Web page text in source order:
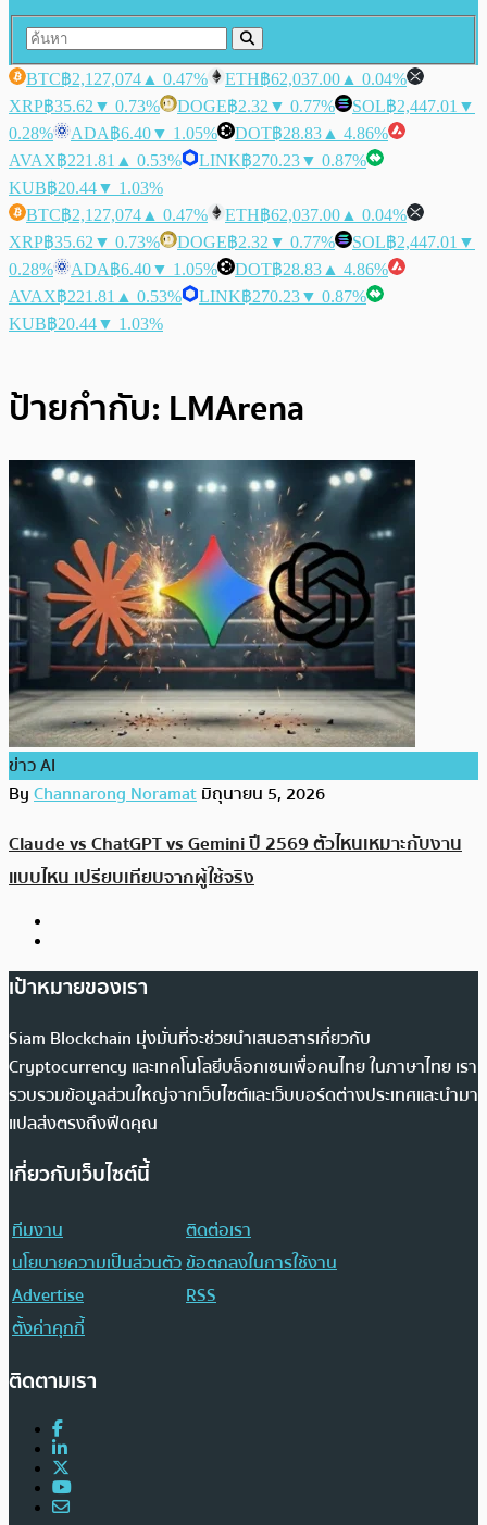
BTC฿2,127,074 ▲ 0.47% ETH฿62,037.00 ▲ 0.04%
XRP฿35.62 ▼ 0.73% DOGE฿2.32 ▼ 0.77% SOL฿2,447.01 ▼
0.28%
ADA฿6.40▼ 1.05% DOT฿28.83 ▲ 4.86%
AVAX฿221.81 ▲ 0.53% LINK฿270.23▼ 0.87%
KUB฿20.44▼ 1.03%
BTC฿2,127,074 ▲ 0.47% ETH฿62,037.00 ▲ 0.04%
XRP฿35.62 ▼ 0.73% DOGE฿2.32 ▼ 0.77% SOL฿2,447.01 ▼
0.28%
ADA฿6.40▼ 1.05% DOT฿28.83 ▲ 4.86%
AVAX฿221.81 ▲ 0.53% LINK฿270.23▼ 0.87%
KUB฿20.44▼ 1.03%
ป้ายกำกับ: LMArena
ข่าว AI
ByChannarong Noramatมิถุนายน 5, 2026
Claude vs ChatGPT vs Gemini ปี 2569 ตัวไหนเหมาะกับงาน
แบบไหน เปรียบเทียบจากผู้ใช้จริง
เป้าหมายของเรา
Siam Blockchain มุ่งมั่นที่จะช่วยนำเสนอสารเกี่ยวกับ
Cryptocurrency และเทคโนโลยีบล็อกเชนเพื่อคนไทย ในภาษาไทย เรา
รวบรวมข้อมูลส่วนใหญ่จากเว็บไซต์และเว็บบอร์ดต่างประเทศและนำมา
แปลส่งตรงถึงฟีดคุณ
เกี่ยวกับเว็บไซต์นี้
ทีมงาน
ติดต่อเรา
นโยบายความเป็นส่วนตัวข้อตกลงในการใช้งาน
Advertise
RSS
ตั้งค่าคุกกี้
ติดตามเรา